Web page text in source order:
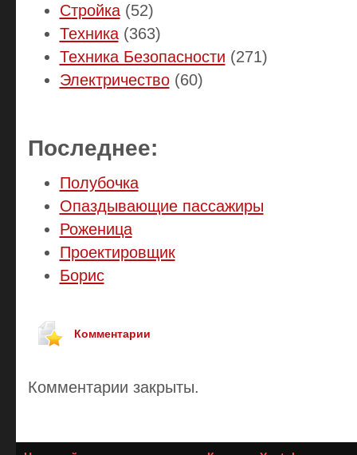
Стройка(52)
Техника(363)
Техника Безопасности (271)
Электричество(60)
Последнее:
Полубочка
Опаздывающие пассажиры
Роженица
Проектировщик
Борис
Комментарии
Комментарии закрыты.